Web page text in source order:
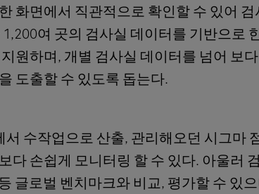
화면에서 직관적으로 확인할 수 있어
여 곳의 검사실 데이터를 기반으로
원하며, 개별 검사실 데이터를 넘어 보
도출할 수 있도록 돕는다.
서 수작업으로 산출, 관리해오던 시그마
다 손쉽게 모니터링 할 수 있다. 아울러
글로벌 벤치마크와 비교, 평가할 수 있